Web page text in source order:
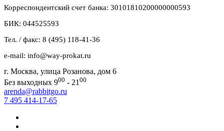
Корреспондентский счет банка: 30101810200000000593
БИК: 044525593
Тел. / факс: 8 (495) 118-41-36
e-mail: info@way-prokat.ru
г. Москва, улица Розанова, дом 6
Без выходных 900 - 21 00
arenda@rabbitgo.ru
7 495 414-17-65